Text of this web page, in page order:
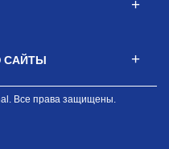
САЙТЫ
Все права защищены.